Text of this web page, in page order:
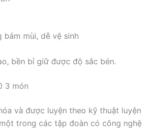
mùi, dễ vệ sinh
bền bỉ giữ được độ sắc bén.
3 món
và được luyện theo kỹ thuật luyện
trong các tập đoàn có công nghệ